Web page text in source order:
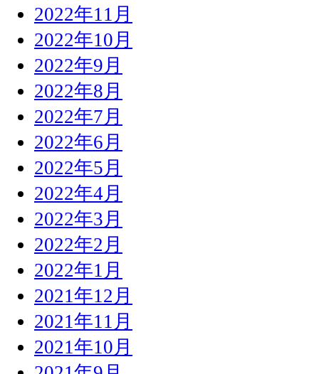
2022年11月
2022年10月
2022年9月
2022年8月
2022年7月
2022年6月
2022年5月
2022年4月
2022年3月
2022年2月
2022年1月
2021年12月
2021年11月
2021年10月